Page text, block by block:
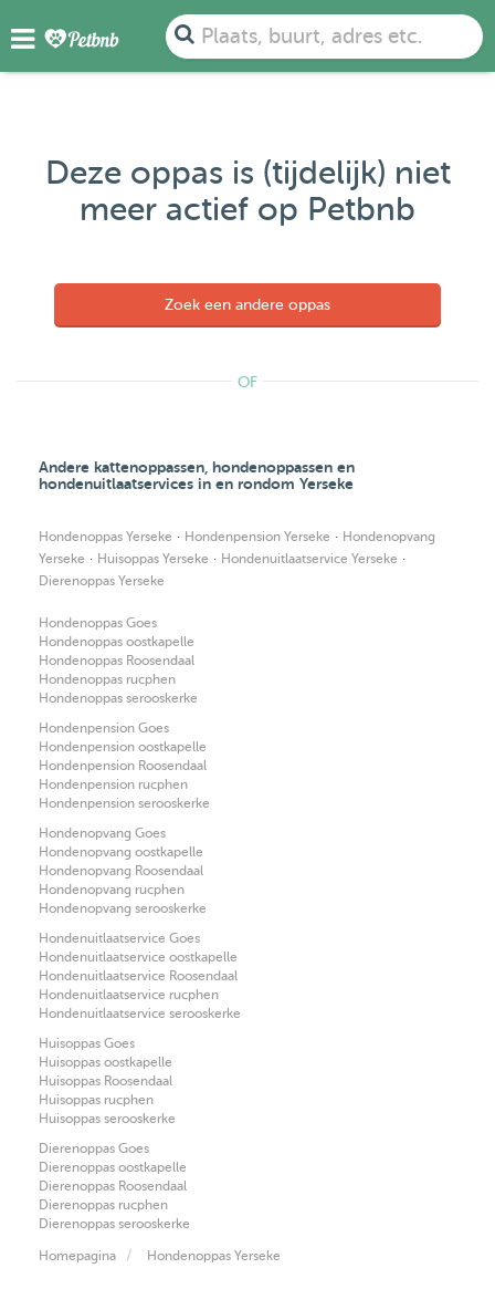
Plaats, buurt, adres etc.
Deze oppas is (tijdelijk) niet
meer actief op Petbnb
Zoek een andere oppas
OF
Andere kattenoppassen, hondenoppassen en
hondenuitlaatservices in en rondom Yerseke
Hondenoppas Yerseke · Hondenpension Yerseke · Hondenopvang
Yerseke · Huisoppas Yerseke · Hondenuitlaatservice Yerseke ·
Dierenoppas Yerseke
Hondenoppas Goes
Hondenoppas oostkapelle
Hondenoppas Roosendaal
Hondenoppas rucphen
Hondenoppas serooskerke
Hondenpension Goes
Hondenpension oostkapelle
Hondenpension Roosendaal
Hondenpension rucphen
Hondenpension serooskerke
Hondenopvang Goes
Hondenopvang oostkapelle
Hondenopvang Roosendaal
Hondenopvang rucphen
Hondenopvang serooskerke
Hondenuitlaatservice Goes
Hondenuitlaatservice oostkapelle
Hondenuitlaatservice Roosendaal
Hondenuitlaatservice rucphen
Hondenuitlaatservice serooskerke
Huisoppas Goes
Huisoppas oostkapelle
Huisoppas Roosendaal
Huisoppas rucphen
Huisoppas serooskerke
Dierenoppas Goes
Dierenoppas oostkapelle
Dierenoppas Roosendaal
Dierenoppas rucphen
Dierenoppas serooskerke
Homepagina Hondenoppas Yerseke